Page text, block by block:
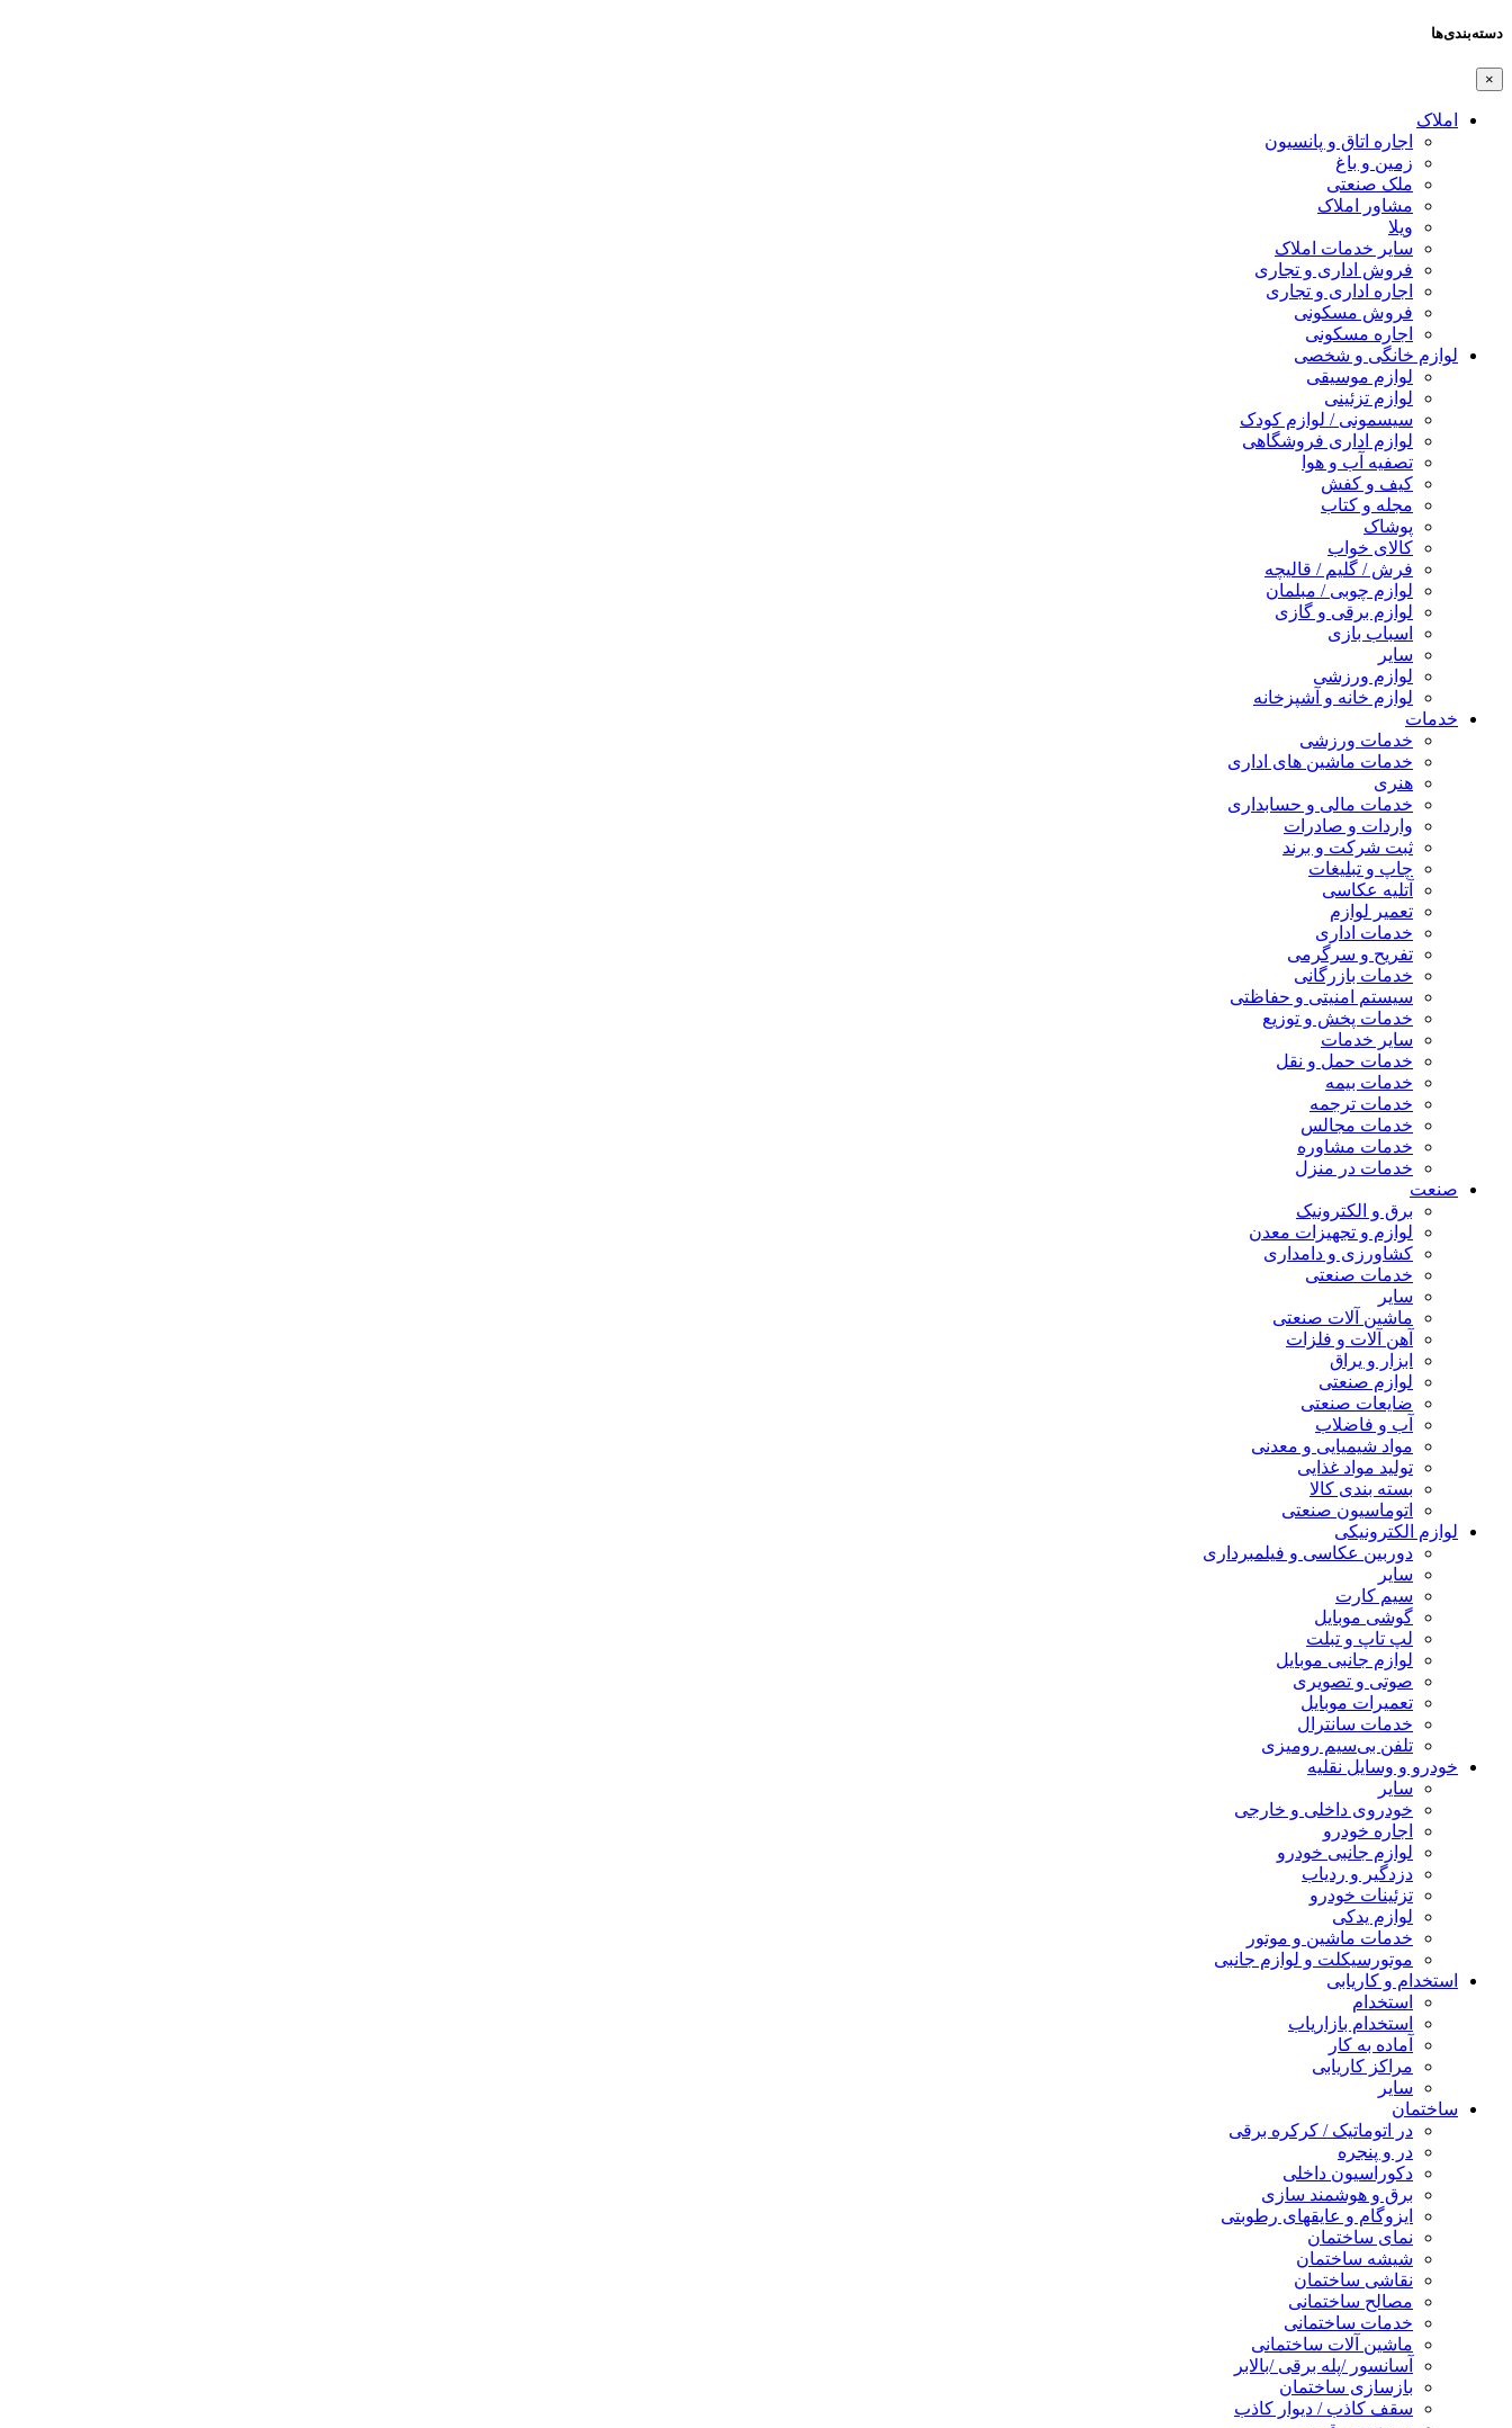
دسته‌بندی‌ها
×
املاک
اجاره اتاق و پانسیون
زمین و باغ
ملک صنعتی
مشاور املاک
ویلا
سایر خدمات املاک
فروش اداری و تجاری
اجاره اداری و تجاری
فروش مسکونی
اجاره مسکونی
لوازم خانگی و شخصی
لوازم موسیقی
لوازم تزئینی
سیسمونی / لوازم کودک
لوازم اداری فروشگاهی
تصفیه آب و هوا
کیف و کفش
مجله و کتاب
پوشاک
کالای خواب
فرش / گلیم / قالیچه
لوازم چوبی / مبلمان
لوازم برقی و گازی
اسباب بازی
سایر
لوازم ورزشی
لوازم خانه و آشپزخانه
خدمات
خدمات ورزشی
خدمات ماشین های اداری
هنری
خدمات مالی و حسابداری
واردات و صادرات
ثبت شرکت و برند
چاپ و تبلیغات
آتلیه عکاسی
تعمیر لوازم
خدمات اداری
تفریح و سرگرمی
خدمات بازرگانی
سیستم امنیتی و حفاظتی
خدمات پخش و توزیع
سایر خدمات
خدمات حمل و نقل
خدمات بیمه
خدمات ترجمه
خدمات مجالس
خدمات مشاوره
خدمات در منزل
صنعت
برق و الکترونیک
لوازم و تجهیزات معدن
کشاورزی و دامداری
خدمات صنعتی
سایر
ماشین آلات صنعتی
آهن آلات و فلزات
ابزار و یراق
لوازم صنعتی
ضایعات صنعتی
آب و فاضلاب
مواد شیمیایی و معدنی
تولید مواد غذایی
بسته بندی کالا
اتوماسیون صنعتی
لوازم الکترونیکی
دوربین عکاسی و فیلمبرداری
سایر
سیم کارت
گوشی موبایل
لپ تاپ و تبلت
لوازم جانبی موبایل
صوتی و تصویری
تعمیرات موبایل
خدمات سانترال
تلفن بی‌سیم رومیزی
خودرو و وسایل نقلیه
سایر
خودروی داخلی و خارجی
اجاره خودرو
لوازم جانبی خودرو
دزدگیر و ردیاب
تزئینات خودرو
لوازم یدکی
خدمات ماشین و موتور
موتورسیکلت و لوازم جانبی
استخدام و کاریابی
استخدام
استخدام بازاریاب
آماده به کار
مراکز کاریابی
سایر
ساختمان
در اتوماتیک / کرکره برقی
در و پنجره
دکوراسیون داخلی
برق و هوشمند سازی
ایزوگام و عایقهای رطوبتی
نمای ساختمان
شیشه ساختمان
نقاشی ساختمان
مصالح ساختمانی
خدمات ساختمانی
ماشین آلات ساختمانی
آسانسور /پله برقی /بالابر
بازسازی ساختمان
سقف کاذب / دیوار کاذب